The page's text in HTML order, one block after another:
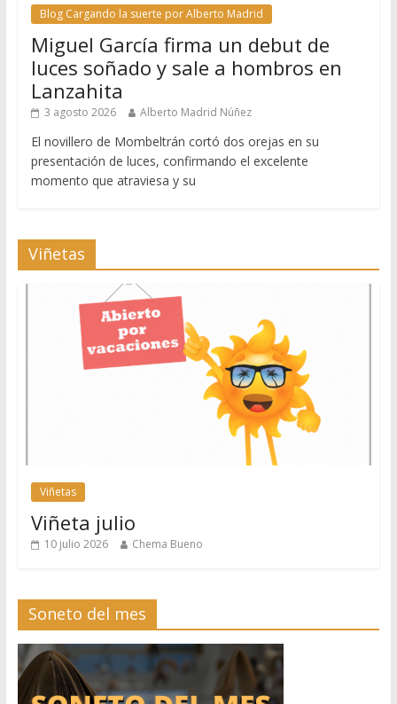
Blog Cargando la suerte por Alberto Madrid
Miguel García firma un debut de
luces soñado y sale a hombros en
Lanzahita
3 agosto 2026 Alberto Madrid Núñez
El novillero de Mombeltrán cortó dos orejas en su
presentación de luces, confirmando el excelente
momento que atraviesa y su
Viñetas
Viñetas
Viñeta julio
10 julio 2026 Chema Bueno
Soneto del mes